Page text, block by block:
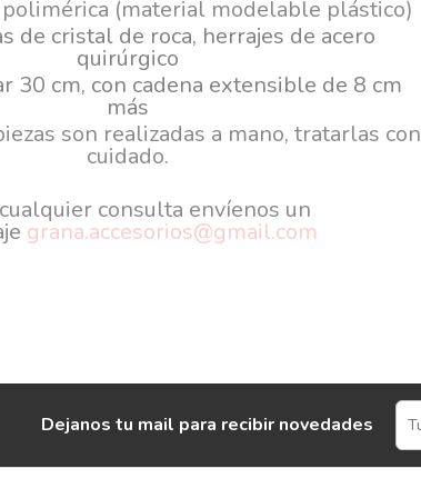
(material modelable plástico)
de cristal de roca, herrajes de acero
quirúrgico
30 cm, con cadena extensible de 8 cm
más
son realizadas a mano, tratarlas con
cuidado.
consulta envíenos un
grana.accesorios@gmail.com
Dejanos tu mail para recibir novedades